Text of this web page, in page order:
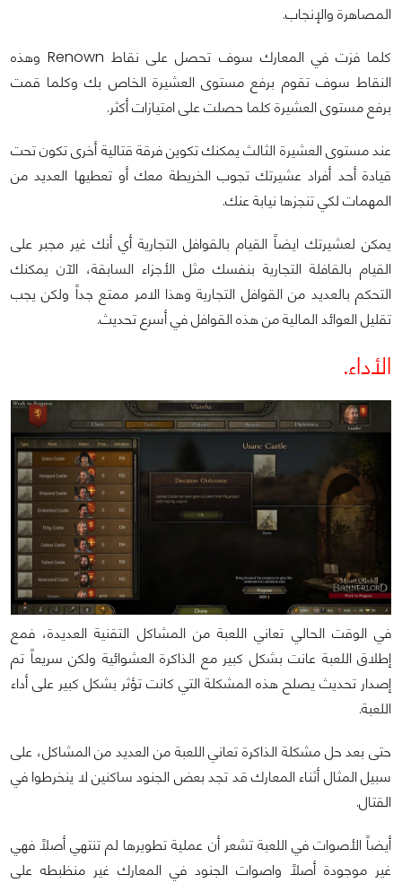
المصاهرة والإنجاب.
كلما فزت في المعارك سوف تحصل على نقاط Renown وهذه
النقاط سوف تقوم برفع مستوى العشيرة الخاص بك وكلما قمت
برفع مستوى العشيرة كلما حصلت على امتيازات أكثر.
عند مستوى العشيرة الثالث يمكنك تكوين فرقة قتالية أخرى تكون تحت
قيادة أحد أفراد عشيرتك تجوب الخريطة معك أو تعطيها العديد من
المهمات لكي تنجزها نيابة عنك.
يمكن لعشيرتك ايضاً القيام بالقوافل التجارية أي أنك غير مجبر على
القيام بالقافلة التجارية بنفسك مثل الأجزاء السابقة، الآن يمكنك
التحكم بالعديد من القوافل التجارية وهذا الامر ممتع جداً ولكن يجب
تقليل العوائد المالية من هذه القوافل في أسرع تحديث.
الأداء.
في الوقت الحالي تعاني اللعبة من المشاكل التقنية العديدة، فمع
إطلاق اللعبة عانت بشكل كبير مع الذاكرة العشوائية ولكن سريعاً تم
إصدار تحديث يصلح هذه المشكلة التي كانت تؤثر بشكل كبير على أداء
اللعبة.
حتى بعد حل مشكلة الذاكرة تعاني اللعبة من العديد من المشاكل، على
سبيل المثال أثناء المعارك قد تجد بعض الجنود ساكنين لا ينخرطوا في
القتال.
أيضاً الأصوات في اللعبة تشعر أن عملية تطويرها لم تنتهي أصلاً فهي
غير موجودة أصلاً واصوات الجنود في المعارك غير منظبطه على